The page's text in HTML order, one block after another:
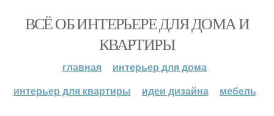
ВСЁ ОБ ИНТЕРЬЕРЕ ДЛЯ ДОМА И
КВАРТИРЫ
главная
интерьер для дома
интерьер для квартиры
идеи дизайна мебель